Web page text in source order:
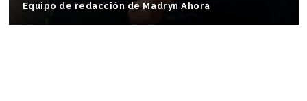
Equipo de redacción de Madryn Ahora